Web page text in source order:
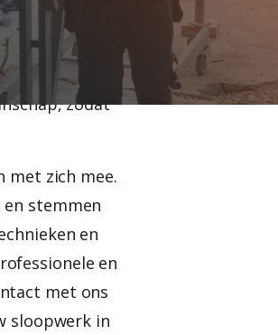
een
zodat
met zich mee.
stemmen
en
en
met ons
sloopwerk in